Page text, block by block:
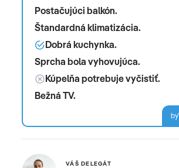
Postačujúci balkón.
Štandardná klimatizácia.
Dobrá kuchynka.
Sprcha bola vyhovujúca.
Kúpelňa potrebuje vyčistiť.
Bežná TV.
by
VÁŠ DELEGÁT